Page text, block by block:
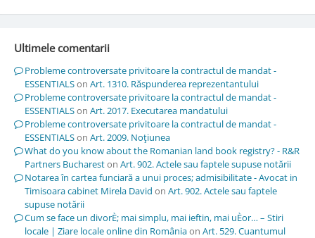
Ultimele comentarii
Probleme controversate privitoare la contractul de mandat -
ESSENTIALSon Art. 1310. Răspunderea reprezentantului
Probleme controversate privitoare la contractul de mandat -
ESSENTIALSon Art. 2017. Executarea mandatului
Probleme controversate privitoare la contractul de mandat -
ESSENTIALSon Art. 2009. Noţiunea
What do you know about the Romanian land book registry? - R&R
Partners Buchareston Art. 902. Actele sau faptele supuse notării
Notarea în cartea funciară a unui proces; admisibilitate - Avocat in
Timisoara cabinet Mirela David on Art. 902. Actele sau faptele
supuse notării
Cum se face un divorÈ; mai simplu, mai ieftin, mai uÈor… – Stiri
locale | Ziare locale online din Româniaon Art. 529. Cuantumul